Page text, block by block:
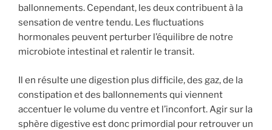
ballonnements. Cependant, les deux contribuent à la
sensation de ventre tendu. Les fluctuations
hormonales peuvent perturber l’équilibre de notre
microbiote intestinal et ralentir le transit.
Il en résulte une digestion plus difficile, des gaz, de la
constipation et des ballonnements qui viennent
accentuer le volume du ventre et l’inconfort. Agir sur la
sphère digestive est donc primordial pour retrouver un